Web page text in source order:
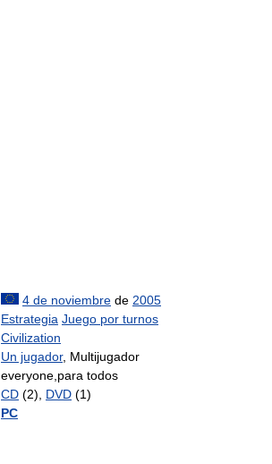
4 de noviembre de 2005
Estrategia Juego por turnos
Civilization
Un jugador, Multijugador
everyone,para todos
CD (2), DVD (1)
PC